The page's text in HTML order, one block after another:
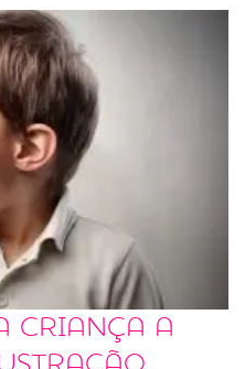
criança a